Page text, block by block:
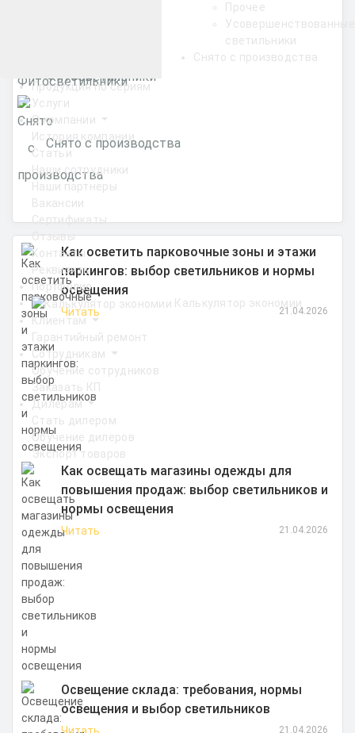
Прочее
Усовершенствованные
светильники
Снято с производства
Продукция по сериям
Услуги
О компании
История компании
Статьи
Наши сотрудники
Наши партнеры
Вакансии
Сертификаты
Отзывы
Контакты
Реквизиты
Портфолио
Калькулятор экономии
Клиентам
Гарантийный ремонт
Сотрудникам
Обучение сотрудников
Заказать КП
Дилерам
Стать дилером
Обучение дилеров
Экспорт товаров
Фитосветильники
Снято с производства
Как осветить парковочные зоны и этажи
паркингов: выбор светильников и нормы
освещения
Читать 21.04.2026
Как освещать магазины одежды для
повышения продаж: выбор светильников и
нормы освещения
Читать 21.04.2026
Освещение склада: требования, нормы
освещения и выбор светильников
21.04.2026